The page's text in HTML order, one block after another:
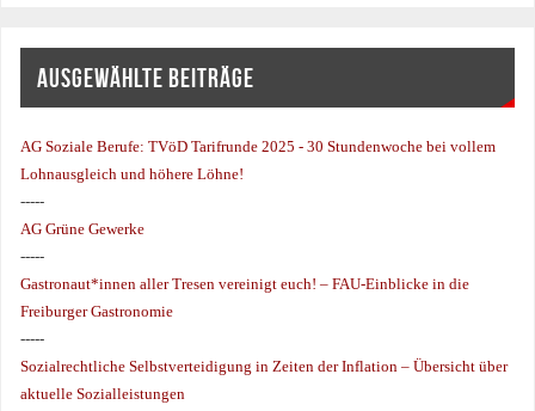
AUSGEWÄHLTE BEITRÄGE
AG Soziale Berufe:TVöD Tarifrunde 2025 - 30 Stundenwoche bei vollem
Lohnausgleich und höhere Löhne!
-----
AG Grüne Gewerke
-----
Gastronaut*innen aller Tresen vereinigt euch! – FAU-Einblicke in die
Freiburger Gastronomie
-----
Sozialrechtliche Selbstverteidigung in Zeiten der Inflation – Übersicht über
aktuelle Sozialleistungen